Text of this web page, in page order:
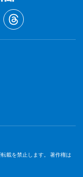
載を禁止します。 著作権は